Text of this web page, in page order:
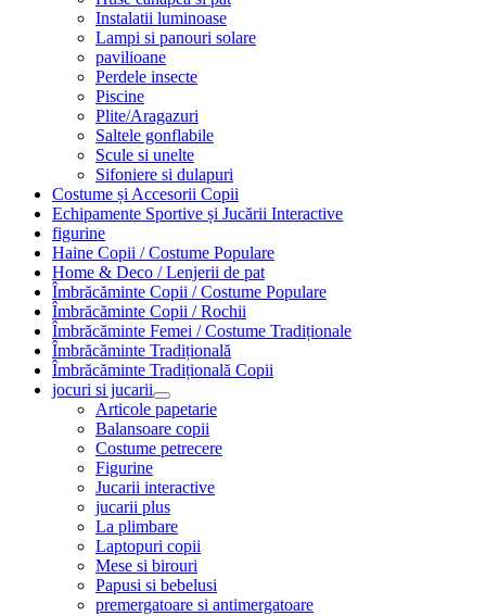
Instalatii luminoase
Lampi si panouri solare
pavilioane
Perdele insecte
Piscine
Plite/Aragazuri
Saltele gonflabile
Scule si unelte
Sifoniere si dulapuri
Costume și Accesorii Copii
Echipamente Sportive și Jucării Interactive
figurine
Haine Copii / Costume Populare
Home & Deco / Lenjerii de pat
Îmbrăcăminte Copii / Costume Populare
Îmbrăcăminte Copii / Rochii
Îmbrăcăminte Femei / Costume Tradiționale
Îmbrăcăminte Tradițională
Îmbrăcăminte Tradițională Copii
jocuri si jucarii
Articole papetarie
Balansoare copii
Costume petrecere
Figurine
Jucarii interactive
jucarii plus
La plimbare
Laptopuri copii
Mese si birouri
Papusi si bebelusi
premergatoare si antimergatoare